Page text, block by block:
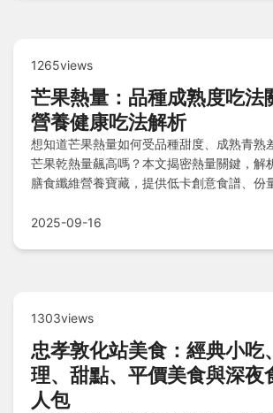
1265views
芒果熱量：品種成熟度吃法
營養健康吃法解析
想知道芒果熱量如何受品種甜度、成熟青熟
芒果乾熱量飆高嗎？本文揭密熱量關鍵，解
膳食纖維營養寶藏，提供低卡創意食譜、份
2025-09-16
1303views
忠孝敦化站美食：經典小吃
理、甜點、平價美食與深夜
人包